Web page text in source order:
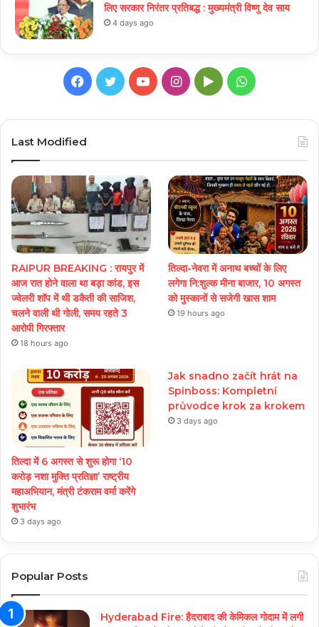
लिए सरकार निरंतर प्रतिबद्ध : मुख्यमंत्री विष्णु देव साय
4 days ago
Facebook
TwitterYouTubeInstagram
GoogleWhatsApp
Last Modified
RAIPUR BREAKING : रायपुर में
आज रात होने वाला था बड़ा कांड, इस
ज्वेलरी शॉप में थी डकैती की साजिश,
चलने वाली थी गोली, समय रहते 3
आरोपी गिरफ्तार
18 hours ago
तिल्दा-नेवरा में अनाथ बच्चों के लिए
लगेगा नि:शुल्क मीना बाजार, 10 अगस्त
को मुस्कानों से सजेगी खास शाम
19 hours ago
तिल्दा में 6 अगस्त से शुरू होगा ‘10
करोड़ नशा मुक्ति प्रतिज्ञा’ राष्ट्रीय
महाअभियान, मंत्री टंकराम वर्मा करेंगे
शुभारंभ
3 days ago
Jak snadno začít hrát na
Spinboss: Kompletní
průvodce krok za krokem
3 days ago
Popular Posts
Hyderabad Fire: हैदराबाद की केमिकल गोदाम में लगी